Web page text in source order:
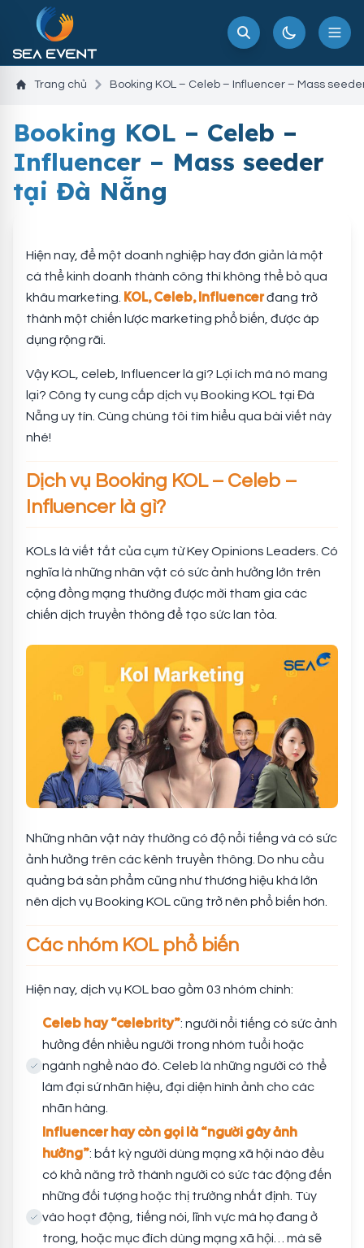
Trang chủ Booking KOL – Celeb – Influencer – Mass
Booking KOL – Celeb –
Influencer – Mass seeder
tại Đà Nẵng
Hiện nay, để một doanh nghiệp hay đơn giản là một
cá thể kinh doanh thành công thì không thể bỏ qua
khâu marketing. KOL, Celeb, Influencerđang trở
thành một chiến lược marketing phổ biến, được áp
dụng rộng rãi.
Vậy KOL, celeb, Influencer là gì? Lợi ích mà nó mang
lại? Công ty cung cấp dịch vụ Booking KOL tại Đà
Nẵng uy tín. Cùng chúng tôi tìm hiểu qua bài viết này
nhé!
Dịch vụ Booking KOL – Celeb –
Influencer là gì?
KOLs là viết tắt của cụm từ Key Opinions Leaders. Có
nghĩa là những nhân vật có sức ảnh hưởng lớn trên
cộng đồng mạng thường được mời tham gia các
chiến dịch truyền thông để tạo sức lan tỏa.
Những nhân vật này thường có độ nổi tiếng và có sức
ảnh hưởng trên các kênh truyền thông. Do nhu cầu
quảng bá sản phẩm cũng như thương hiệu khá lớn
nên dịch vụ Booking KOL cũng trở nên phổ biến hơn.
Các nhóm KOL phổ biến
Hiện nay, dịch vụ KOL bao gồm 03 nhóm chính:
Celeb hay “celebrity”: người nổi tiếng có sức ảnh
hưởng đến nhiều người trong nhóm tuổi hoặc
ngành nghề nào đó. Celeb là những người có thể
làm đại sứ nhãn hiệu, đại diện hình ảnh cho các
nhãn hàng.
Influencer hay còn gọi là “người gây ảnh
hưởng”: bất kỳ người dùng mạng xã hội nào đều
có khả năng trở thành người có sức tác động đến
những đối tượng hoặc thị trường nhất định. Tùy
vào hoạt động, tiếng nói, lĩnh vực mà họ đang ở
trong, hoặc mục đích dùng mạng xã hội… mà sẽ